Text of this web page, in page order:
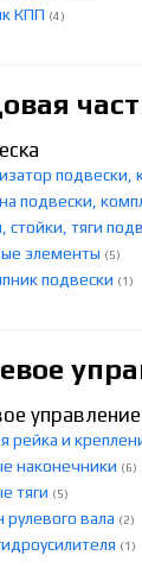
КПП (4)
подвески,
подвески,
стойки, тяги
элементы (5)
подвески (1)
управление
рейка и
наконечники (6)
тяги (5)
рулевого вала (2)
(1)